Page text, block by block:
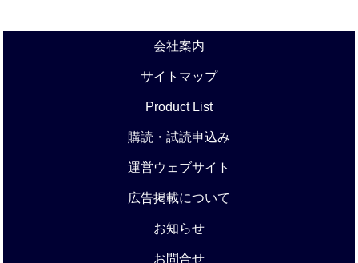
会社案内
サイトマップ
Product List
購読・試読申込み
運営ウェブサイト
広告掲載について
お知らせ
お問合せ